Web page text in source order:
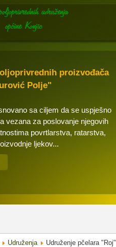
proizvođača
Polje"
sa ciljem da se uspješno
vezana za poslovanje njegovih
povrtlarstva, ratarstva,
ljekov...
Udruženja Udruženje pčelara "Roj"